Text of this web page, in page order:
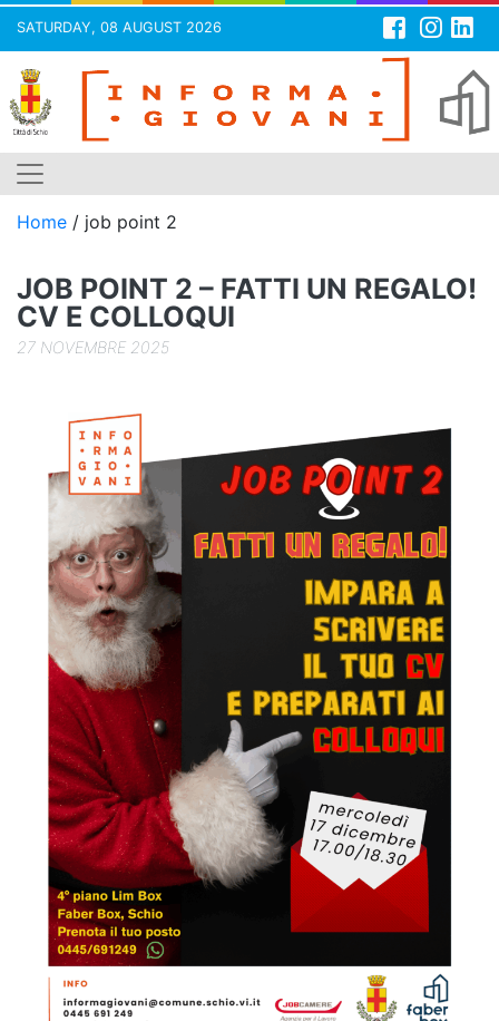
SATURDAY, 08 AUGUST 2026
Skip
content
Home / job point 2
JOB POINT 2 – FATTI UN REGALO!
CV E COLLOQUI
27 NOVEMBRE 2025